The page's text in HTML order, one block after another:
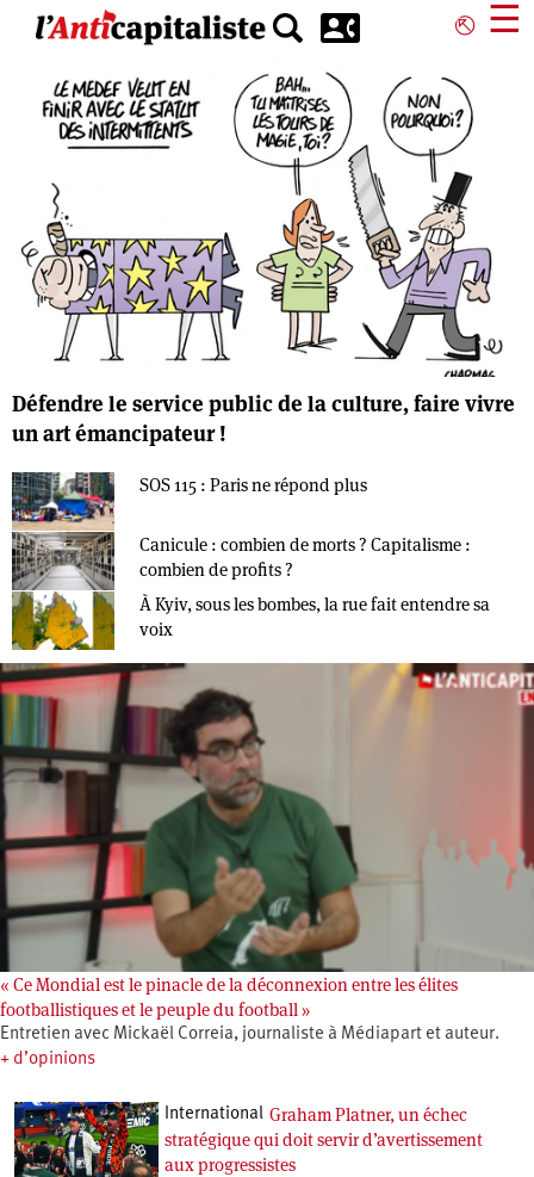
principal
⎋ ☰
Défendre le service public de la culture, faire vivre
un art émancipateur !
SOS 115 : Paris ne répond plus
Canicule : combien de morts ? Capitalisme :
combien de profits ?
À Kyiv, sous les bombes, la rue fait entendre sa
voix
« Ce Mondial est le pinacle de la déconnexion entre les élites
footballistiques et le peuple du football »
Entretien avec Mickaël Correia, journaliste à Médiapart et auteur.
+ d’opinions
International Graham Platner, un échec
stratégique qui doit servir d’avertissement
aux progressistes